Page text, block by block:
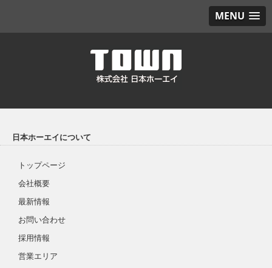
MENU
日本ホーエイについて
トップページ
会社概要
最新情報
お問い合わせ
採用情報
営業エリア